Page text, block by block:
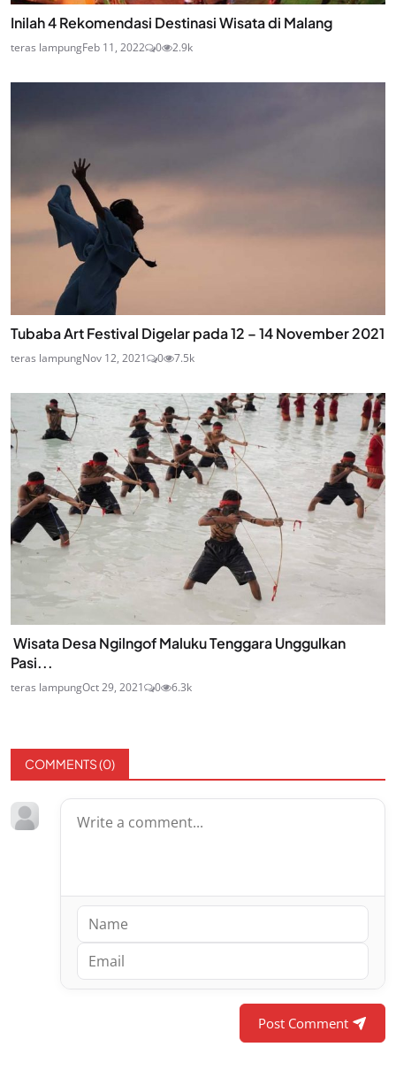
Inilah 4 Rekomendasi Destinasi Wisata di Malang
teras lampungFeb 11, 2022 0 2.9k
Tubaba Art Festival Digelar pada 12 – 14 November 2021
teras lampungNov 12, 2021 0 7.5k
Wisata Desa Ngilngof Maluku Tenggara Unggulkan
Pasi...
teras lampungOct 29, 2021 0 6.3k
COMMENTS (0)
Post Comment